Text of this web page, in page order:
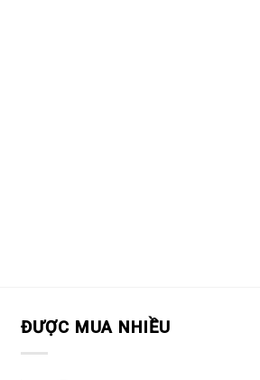
ĐƯỢC MUA NHIỀU